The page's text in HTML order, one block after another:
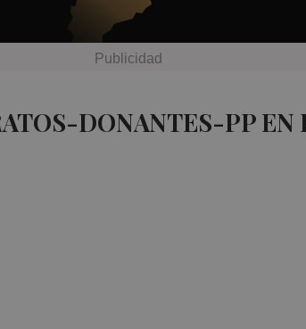
DONANTES-PP EN